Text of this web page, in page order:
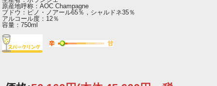
原産地呼称：AOC Champagne
ブドウ：ピノ・ノアール65％，シャルドネ35％
アルコール度：12％
容量：750ml